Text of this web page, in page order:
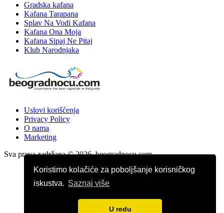
Koristimo kolačiće za poboljšanje korisničkog
iskustva. Saznaj više
U redu
Gradska kafana
Kafana Tarapana
Splav Na Vodi Kafana
Kafana Ona Moja
Kafana Sipaj Ne Pitaj
Klub Narodnjaka
Uslovi korišćenja
Privacy Policy
O nama
Marketing
Sva prava zadržana © 2026. beogradnocu.com